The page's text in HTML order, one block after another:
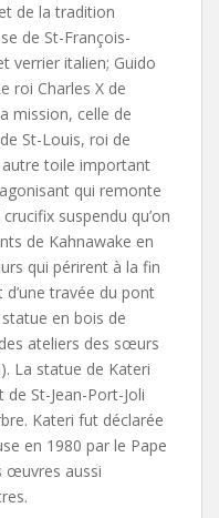
de la tradition
de St-François-
verrier italien; Guido
roi Charles X de
mission, celle de
St-Louis, roi de
autre toile important
qui remonte
suspendu qu’on
de Kahnawake en
qui périrent à la fin
travée du pont
en bois de
ateliers des sœurs
La statue de Kateri
St-Jean-Port-Joli
Kateri fut déclarée
en 1980 par le Pape
œuvres aussi